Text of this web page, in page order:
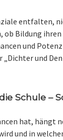
entfalten,
ob Bildung
und
„Dichter und
Schule –
hat, hängt
und in